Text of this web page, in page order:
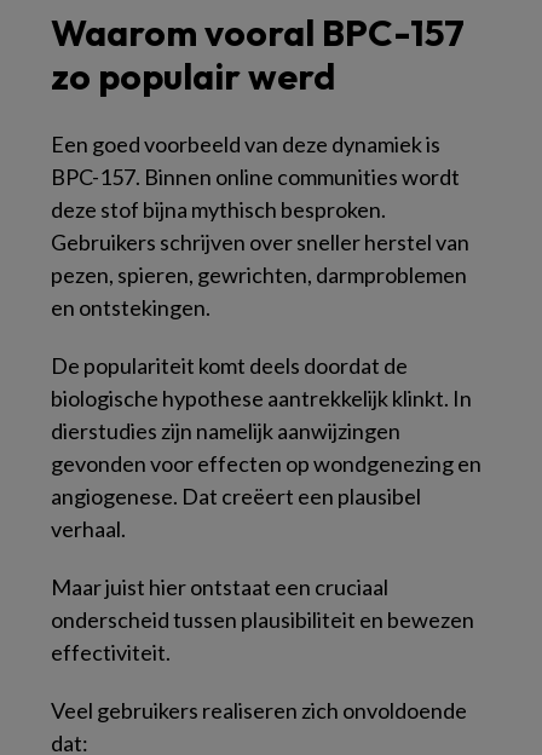
Waarom vooral BPC-157
zo populair werd
Een goed voorbeeld van deze dynamiek is
BPC-157. Binnen online communities wordt
deze stof bijna mythisch besproken.
Gebruikers schrijven over sneller herstel van
pezen, spieren, gewrichten, darmproblemen
en ontstekingen.
De populariteit komt deels doordat de
biologische hypothese aantrekkelijk klinkt. In
dierstudies zijn namelijk aanwijzingen
gevonden voor effecten op wondgenezing en
angiogenese. Dat creëert een plausibel
verhaal.
Maar juist hier ontstaat een cruciaal
onderscheid tussen plausibiliteit en bewezen
effectiviteit.
Veel gebruikers realiseren zich onvoldoende
dat: